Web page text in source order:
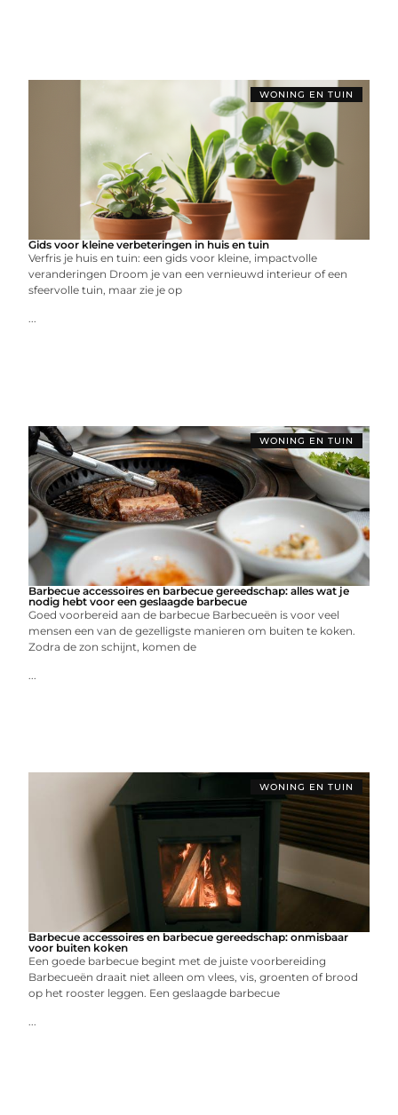
WONING EN TUIN
Gids voor kleine verbeteringen in huis en tuin
Verfris je huis en tuin: een gids voor kleine, impactvolle
veranderingen Droom je van een vernieuwd interieur of een
sfeervolle tuin, maar zie je op
...
WONING EN TUIN
Barbecue accessoires en barbecue gereedschap: alles wat je
nodig hebt voor een geslaagde barbecue
Goed voorbereid aan de barbecue Barbecueën is voor veel
mensen een van de gezelligste manieren om buiten te koken.
Zodra de zon schijnt, komen de
...
WONING EN TUIN
Barbecue accessoires en barbecue gereedschap: onmisbaar
voor buiten koken
Een goede barbecue begint met de juiste voorbereiding
Barbecueën draait niet alleen om vlees, vis, groenten of brood
op het rooster leggen. Een geslaagde barbecue
...